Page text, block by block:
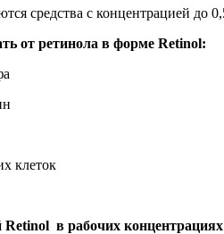
средства с концентрацией до
от ретинола в форме Retinol:
клеток
в рабочих